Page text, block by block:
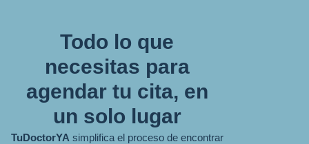
Todo lo que
necesitas para
agendar tu cita, en
un solo lugar
TuDoctorYA simplifica el proceso de encontrar